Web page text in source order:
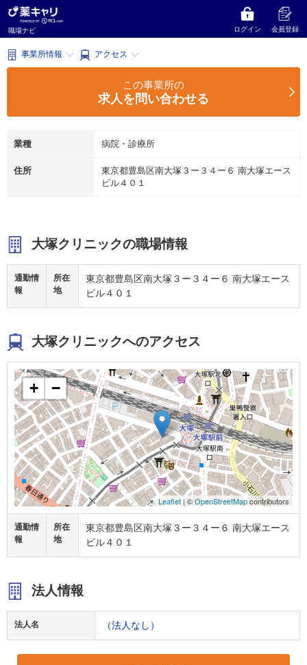
職場ナビ ログイン 会員登録
薬キャリ 職場ナビ 大塚クリニック
大塚クリニック
事業所情報 アクセス
この事業所の
求人を問い合わせる
業種 病院・診療所
住所
東京都豊島区南大塚３ー３４ー６ 南大塚エース
ビル４０１
大塚クリニックの職場情報
通勤情
報
所在
地
東京都豊島区南大塚３ー３４ー６ 南大塚エース
ビル４０１
大塚クリニックへのアクセス
+ −
Leaflet | ©OpenStreetMapcontributors
通勤情
報
所在
地
東京都豊島区南大塚３ー３４ー６ 南大塚エース
ビル４０１
法人情報
法人名 （法人なし）